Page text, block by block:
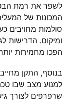
לשפר את רמת
המכונות של
סולמות מחויבים
הפכו מחמירות
בנוסף, התקן
למנוע מצב שבו
שרפרפים לצורך